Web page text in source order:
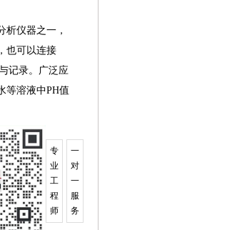
析仪器之一，
也可以连接
记录。广泛应
等溶液中PH值
专
业
工
程
师
一
对
一
服
务